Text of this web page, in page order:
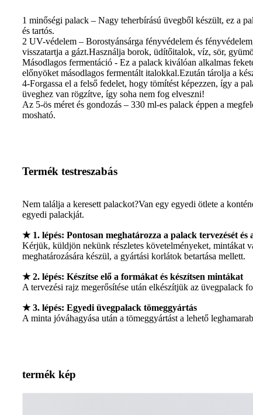
1 minőségi palack – Nagy teherbírású üvegből készült, ez a
és tartós.
2 UV-védelem – Borostyánsárga fényvédelem és
visszatartja a gázt.Használja borok, üdítőitalok, víz, sör,
Másodlagos fermentáció - Ez a palack kiválóan alkalmas
előnyöket másodlagos fermentált italokkal.Ezután tárolja a
4-Forgassa el a felső fedelet, hogy tömítést képezzen, így a
üveghez van rögzítve, így soha nem fog elveszni!
Az 5-ös méret és gondozás – 330 ml-es palack éppen a
mosható.
Termék testreszabás
Nem találja a keresett palackot?Van egy egyedi ötlete a
egyedi palackját.
★ 1. lépés: Pontosan meghatározza a palack tervezését és
Kérjük, küldjön nekünk részletes követelményeket, mintákat
meghatározására készül, a gyártási korlátok betartása mellett.
★ 2. lépés: Készítse elő a formákat és készítsen mintákat
A tervezési rajz megerősítése után elkészítjük az üvegpalack
★ 3. lépés: Egyedi üvegpalack tömeggyártás
A minta jóváhagyása után a tömeggyártást a lehető
termék kép